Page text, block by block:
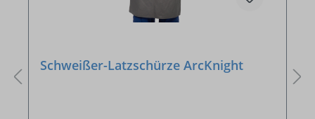
Schweißer-Latzschürze ArcKnight